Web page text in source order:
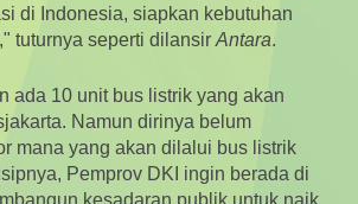
di Indonesia, siapkan kebutuhan
tuturnya seperti dilansir Antara.
ada 10 unit bus listrik yang akan
Namun dirinya belum
mana yang akan dilalui bus listrik
Pemprov DKI ingin berada di
kesadaran publik untuk naik